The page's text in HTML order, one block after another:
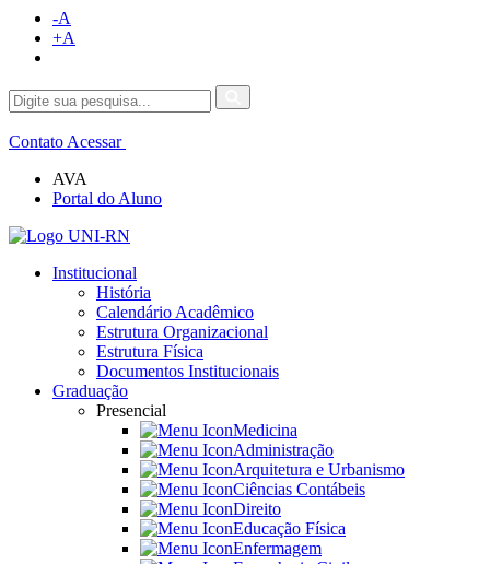
-A
+A
Contato Acessar
AVA
Portal do Aluno
Institucional
História
Calendário Acadêmico
Estrutura Organizacional
Estrutura Física
Documentos Institucionais
Graduação
Presencial
Medicina
Administração
Arquitetura e Urbanismo
Ciências Contábeis
Direito
Educação Física
Enfermagem